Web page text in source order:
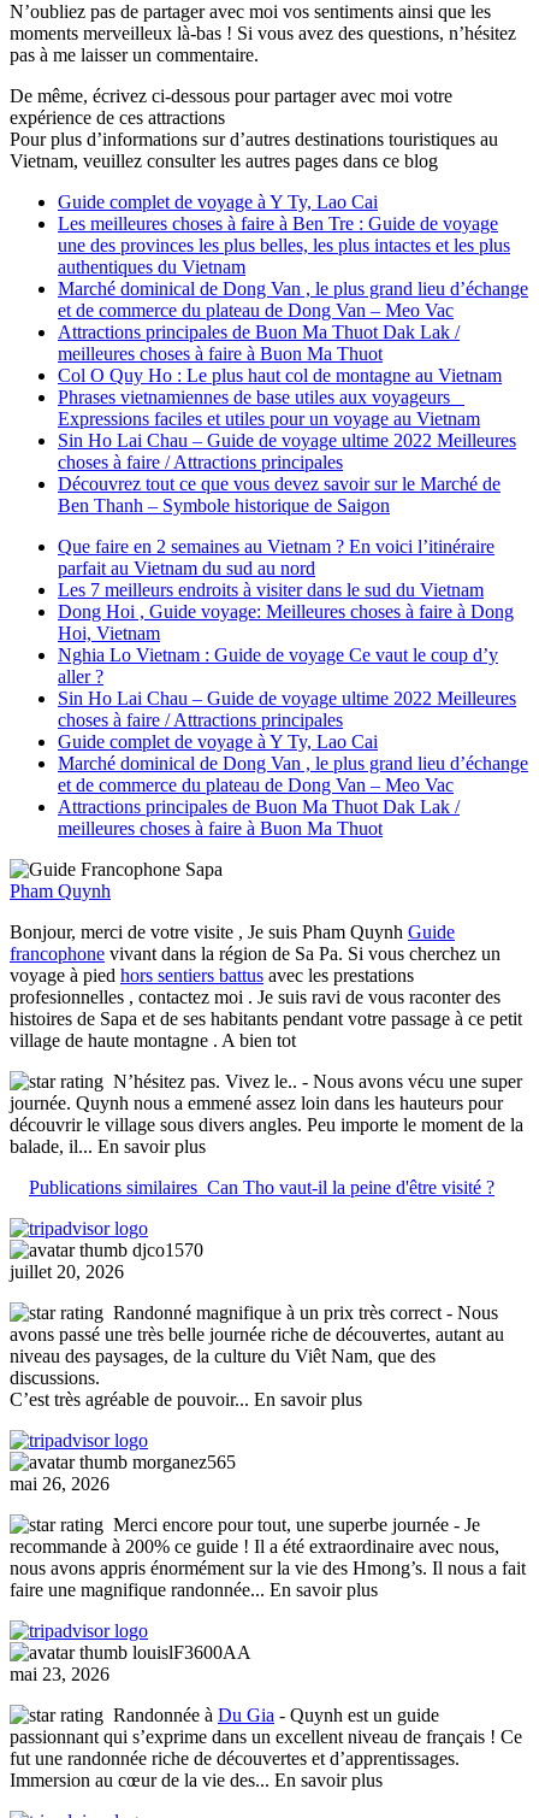
N’oubliez pas de partager avec moi vos sentiments ainsi que les
moments merveilleux là-bas ! Si vous avez des questions, n’hésitez
pas à me laisser un commentaire.
De même, écrivez ci-dessous pour partager avec moi votre
expérience de ces attractions
Pour plus d’informations sur d’autres destinations touristiques au
Vietnam, veuillez consulter les autres pages dans ce blog
Guide complet de voyage à Y Ty, Lao Cai
Les meilleures choses à faire à Ben Tre : Guide de voyage
une des provinces les plus belles, les plus intactes et les plus
authentiques du Vietnam
Marché dominical de Dong Van , le plus grand lieu d’échange
et de commerce du plateau de Dong Van – Meo Vac
Attractions principales de Buon Ma Thuot Dak Lak /
meilleures choses à faire à Buon Ma Thuot
Col O Quy Ho : Le plus haut col de montagne au Vietnam
Phrases vietnamiennes de base utiles aux voyageurs _
Expressions faciles et utiles pour un voyage au Vietnam
Sin Ho Lai Chau – Guide de voyage ultime 2022 Meilleures
choses à faire / Attractions principales
Découvrez tout ce que vous devez savoir sur le Marché de
Ben Thanh – Symbole historique de Saigon
Que faire en 2 semaines au Vietnam ? En voici l’itinéraire
parfait au Vietnam du sud au nord
Les 7 meilleurs endroits à visiter dans le sud du Vietnam
Dong Hoi , Guide voyage: Meilleures choses à faire à Dong
Hoi, Vietnam
Nghia Lo Vietnam : Guide de voyage Ce vaut le coup d’y
aller ?
Sin Ho Lai Chau – Guide de voyage ultime 2022 Meilleures
choses à faire / Attractions principales
Guide complet de voyage à Y Ty, Lao Cai
Marché dominical de Dong Van , le plus grand lieu d’échange
et de commerce du plateau de Dong Van – Meo Vac
Attractions principales de Buon Ma Thuot Dak Lak /
meilleures choses à faire à Buon Ma Thuot
Pham Quynh
Bonjour, merci de votre visite , Je suis Pham Quynh Guide
francophone vivant dans la région de Sa Pa. Si vous cherchez un
voyage à pied hors sentiers battus avec les prestations
profesionnelles , contactez moi . Je suis ravi de vous raconter des
histoires de Sapa et de ses habitants pendant votre passage à ce petit
village de haute montagne . A bien tot
N’hésitez pas. Vivez le.. - Nous avons vécu une super
journée. Quynh nous a emmené assez loin dans les hauteurs pour
découvrir le village sous divers angles. Peu importe le moment de la
balade, il... En savoir plus
Publications similaires Can Tho vaut-il la peine d'être visité ?
djco1570
juillet 20, 2026
Randonné magnifique à un prix très correct- Nous
avons passé une très belle journée riche de découvertes, autant au
niveau des paysages, de la culture du Viêt Nam, que des
discussions.
C’est très agréable de pouvoir... En savoir plus
morganez565
mai 26, 2026
Merci encore pour tout, une superbe journée - Je
recommande à 200% ce guide ! Il a été extraordinaire avec nous,
nous avons appris énormément sur la vie des Hmong’s. Il nous a fait
faire une magnifique randonnée... En savoir plus
louislF3600AA
mai 23, 2026
Randonnée à Du Gia - Quynh est un guide
passionnant qui s’exprime dans un excellent niveau de français ! Ce
fut une randonnée riche de découvertes et d’apprentissages.
Immersion au cœur de la vie des... En savoir plus